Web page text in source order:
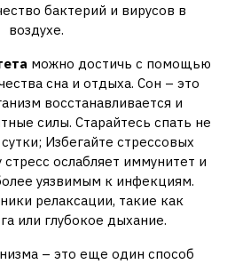
бактерий и вирусов в
воздухе.
можно достичь с помощью
сна и отдыха. Сон – это
восстанавливается и
силы. Старайтесь спать не
Избегайте стрессовых
стресс ослабляет иммунитет и
уязвимым к инфекциям.
релаксации, такие как
или глубокое дыхание.
– это еще один способ